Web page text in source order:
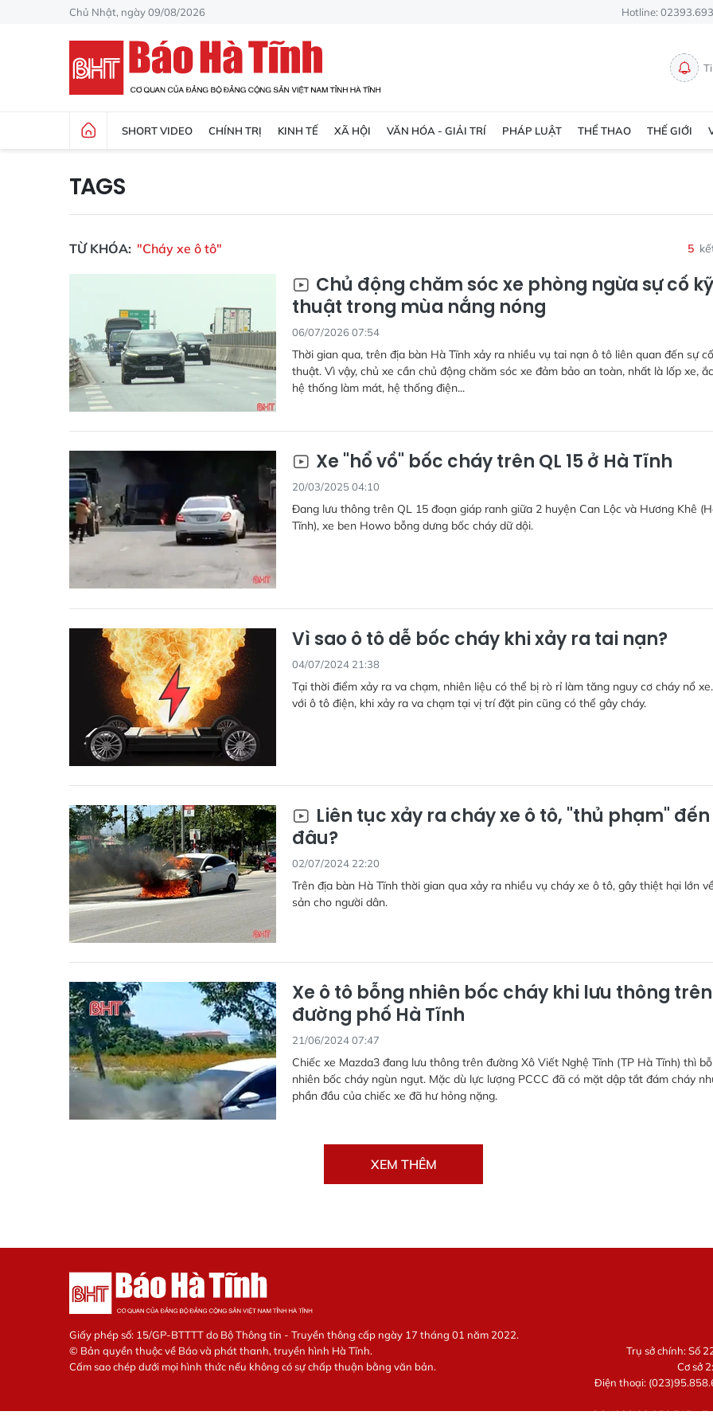
Chủ Nhật, ngày 09/08/2026 Hotline:
SHORT VIDEO CHÍNH TRỊ KINH TẾ XÃ HỘI VĂN HÓA - GIẢI TRÍ PHÁP LUẬT THỂ THAO THẾ GIỚI
TAGS
TỪ KHÓA: "Cháy xe ô tô" 5
Chủ động chăm sóc xe phòng ngừa sự cố kỹ
thuật trong mùa nắng nóng
06/07/2026 07:54
Thời gian qua, trên địa bàn Hà Tĩnh xảy ra nhiều vụ tai nạn ô tô liên quan đến sự
thuật. Vì vậy, chủ xe cần chủ động chăm sóc xe đảm bảo an toàn, nhất là lốp xe,
hệ thống làm mát, hệ thống điện...
Xe "hổ vồ" bốc cháy trên QL 15 ở Hà Tĩnh
20/03/2025 04:10
Đang lưu thông trên QL 15 đoạn giáp ranh giữa 2 huyện Can Lộc và Hương Khê
Tĩnh), xe ben Howo bỗng dưng bốc cháy dữ dội.
Vì sao ô tô dễ bốc cháy khi xảy ra tai nạn?
04/07/2024 21:38
Tại thời điểm xảy ra va chạm, nhiên liệu có thể bị rò rỉ làm tăng nguy cơ cháy nổ
với ô tô điện, khi xảy ra va chạm tại vị trí đặt pin cũng có thể gây cháy.
Liên tục xảy ra cháy xe ô tô, "thủ phạm"
đâu?
02/07/2024 22:20
Trên địa bàn Hà Tĩnh thời gian qua xảy ra nhiều vụ cháy xe ô tô, gây thiệt hại lớn
sản cho người dân.
Xe ô tô bỗng nhiên bốc cháy khi lưu thông trên
đường phố Hà Tĩnh
21/06/2024 07:47
Chiếc xe Mazda3 đang lưu thông trên đường Xô Viết Nghệ Tĩnh (TP Hà Tĩnh) thì
nhiên bốc cháy ngùn ngụt. Mặc dù lực lượng PCCC đã có mặt dập tắt đám cháy
phần đầu của chiếc xe đã hư hỏng nặng.
XEM THÊM
Giấy phép số: 15/GP-BTTTT do Bộ Thông tin - Truyền thông cấp ngày 17 tháng 01 năm 2022.
© Bản quyền thuộc về Báo và phát thanh, truyền hình Hà Tĩnh.
Cấm sao chép dưới mọi hình thức nếu không có sự chấp thuận bằng văn bản.
Trụ sở chính: Số
Cơ sở
Điện thoại:
QC: (023)93.856.715 -